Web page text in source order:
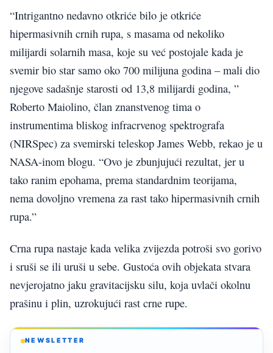
“Intrigantno nedavno otkriće bilo je otkriće
hipermasivnih crnih rupa, s masama od nekoliko
milijardi solarnih masa, koje su već postojale kada je
svemir bio star samo oko 700 milijuna godina – mali dio
njegove sadašnje starosti od 13,8 milijardi godina, ”
Roberto Maiolino, član znanstvenog tima o
instrumentima bliskog infracrvenog spektrografa
(NIRSpec) za svemirski teleskop James Webb, rekao je u
NASA-inom blogu. “Ovo je zbunjujući rezultat, jer u
tako ranim epohama, prema standardnim teorijama,
nema dovoljno vremena za rast tako hipermasivnih crnih
rupa.”
Crna rupa nastaje kada velika zvijezda potroši svo gorivo
i sruši se ili uruši u sebe. Gustoća ovih objekata stvara
nevjerojatno jaku gravitacijsku silu, koja uvlači okolnu
prašinu i plin, uzrokujući rast crne rupe.
NEWSLETTER